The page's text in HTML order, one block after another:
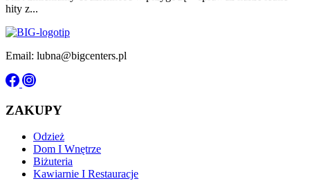
hity z...
Email: lubna@bigcenters.pl
ZAKUPY
Odzież
Dom I Wnętrze
Biżuteria
Kawiarnie I Restauracje